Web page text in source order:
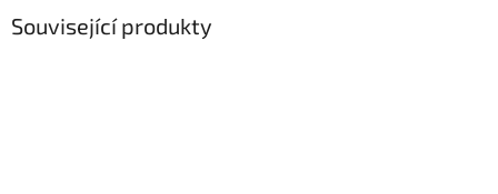
Související produkty